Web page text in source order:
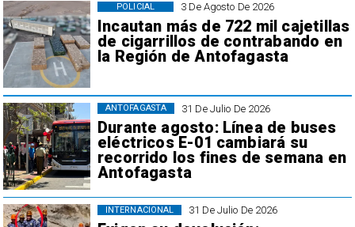
3 De Agosto De 2026
Incautan más de 722 mil cajetillas
de cigarrillos de contrabando en
la Región de Antofagasta
POLICIAL
31 De Julio De 2026
Durante agosto: Línea de buses
eléctricos E-01 cambiará su
recorrido los fines de semana en
Antofagasta
ANTOFAGASTA
31 De Julio De 2026
INTERNACIONAL